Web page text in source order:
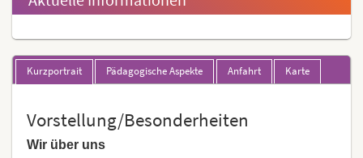
Kurzportrait Pädagogische Aspekte Anfahrt Karte
Vorstellung/Besonderheiten
Wir über uns